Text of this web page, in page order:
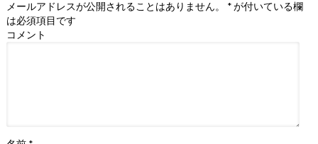
メールアドレスが公開されることはありません。 *が付いている欄
は必須項目です
コメント